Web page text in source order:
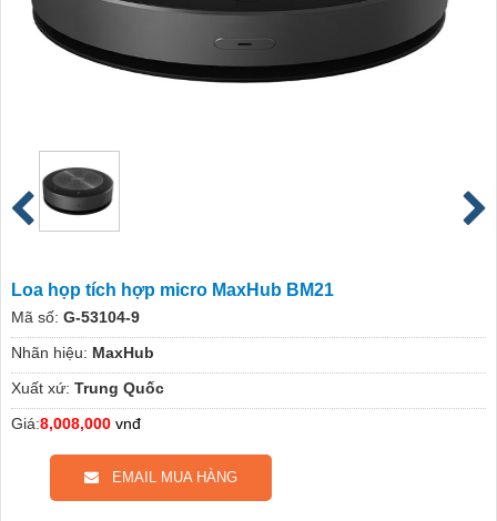
Loa họp tích hợp micro MaxHub BM21
Mã số: G-53104-9
Nhãn hiệu: MaxHub
Xuất xứ: Trung Quốc
Giá:8,008,000 vnđ
EMAIL MUA HÀNG